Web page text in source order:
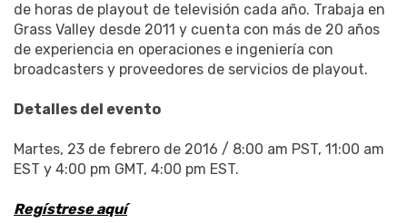
de horas de playout de televisión cada año. Trabaja en
Grass Valley desde 2011 y cuenta con más de 20 años
de experiencia en operaciones e ingeniería con
broadcasters y proveedores de servicios de playout.
Detalles del evento
Martes, 23 de febrero de 2016 / 8:00 am PST, 11:00 am
EST y 4:00 pm GMT, 4:00 pm EST.
Regístrese aquí